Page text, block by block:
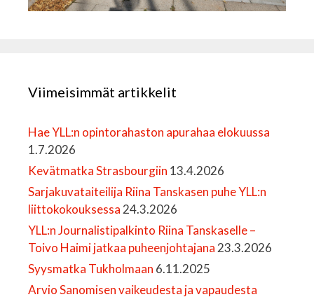
Viimeisimmät artikkelit
Hae YLL:n opintorahaston apurahaa elokuussa
1.7.2026
Kevätmatka Strasbourgiin 13.4.2026
Sarjakuvataiteilija Riina Tanskasen puhe YLL:n
liittokokouksessa24.3.2026
YLL:n Journalistipalkinto Riina Tanskaselle –
Toivo Haimi jatkaa puheenjohtajana23.3.2026
Syysmatka Tukholmaan 6.11.2025
Arvio Sanomisen vaikeudesta ja vapaudesta